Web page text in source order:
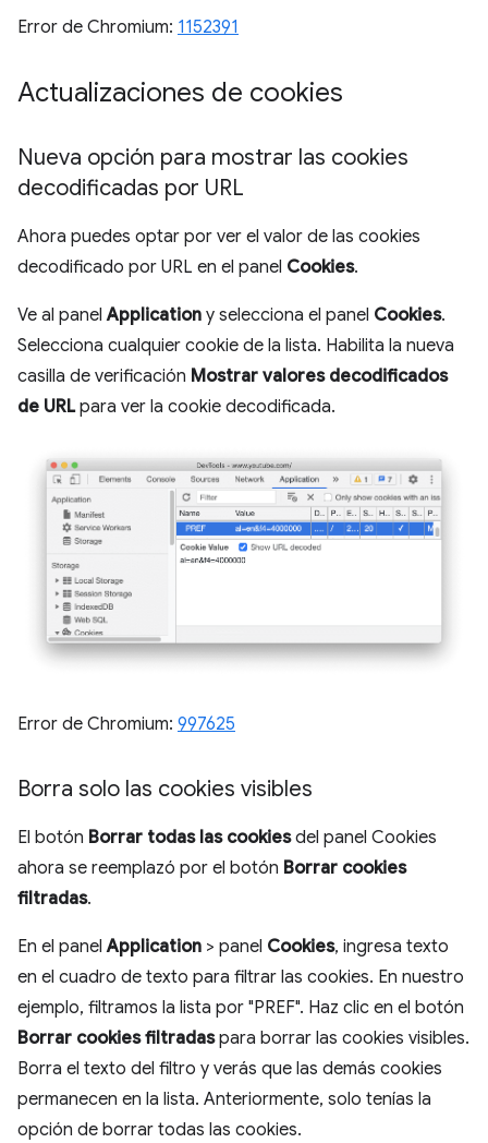
Error de Chromium: 1152391
Actualizaciones de cookies
Nueva opción para mostrar las cookies
decodificadas por URL
Ahora puedes optar por ver el valor de las cookies
decodificado por URL en el panel Cookies.
Ve al panelApplication y selecciona el panel Cookies.
Selecciona cualquier cookie de la lista. Habilita la nueva
casilla de verificación Mostrar valores decodificados
de URLpara ver la cookie decodificada.
Error de Chromium: 997625
Borra solo las cookies visibles
El botón Borrar todas las cookiesdel panel Cookies
ahora se reemplazó por el botón Borrar cookies
filtradas.
En el panelApplication > panel Cookies, ingresa texto
en el cuadro de texto para filtrar las cookies. En nuestro
ejemplo, filtramos la lista por "PREF". Haz clic en el botón
Borrar cookies filtradaspara borrar las cookies visibles.
Borra el texto del filtro y verás que las demás cookies
permanecen en la lista. Anteriormente, solo tenías la
opción de borrar todas las cookies.